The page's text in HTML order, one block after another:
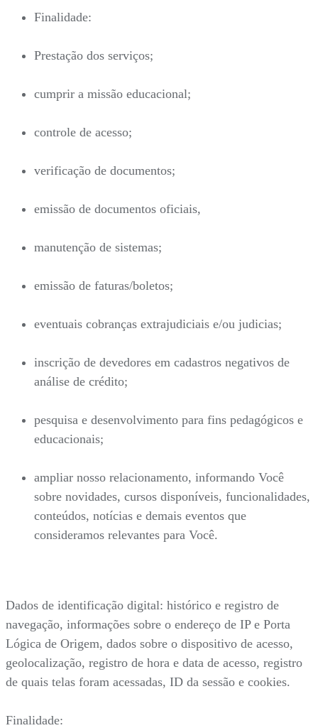
Finalidade:
Prestação dos serviços;
cumprir a missão educacional;
controle de acesso;
verificação de documentos;
emissão de documentos oficiais,
manutenção de sistemas;
emissão de faturas/boletos;
eventuais cobranças extrajudiciais e/ou judicias;
inscrição de devedores em cadastros negativos de
análise de crédito;
pesquisa e desenvolvimento para fins pedagógicos e
educacionais;
ampliar nosso relacionamento, informando Você
sobre novidades, cursos disponíveis, funcionalidades,
conteúdos, notícias e demais eventos que
consideramos relevantes para Você.
Dados de identificação digital: histórico e registro de
navegação, informações sobre o endereço de IP e Porta
Lógica de Origem, dados sobre o dispositivo de acesso,
geolocalização, registro de hora e data de acesso, registro
de quais telas foram acessadas, ID da sessão e cookies.
Finalidade: